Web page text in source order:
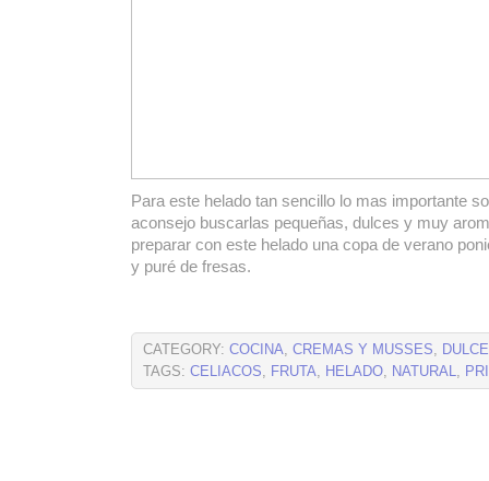
Para este helado tan sencillo lo mas importante
aconsejo buscarlas pequeñas, dulces y muy
preparar con este helado una copa de verano
y puré de fresas.
CATEGORY: COCINA, CREMAS Y MUSSES,
TAGS: CELIACOS, FRUTA, HELADO, NATURAL,